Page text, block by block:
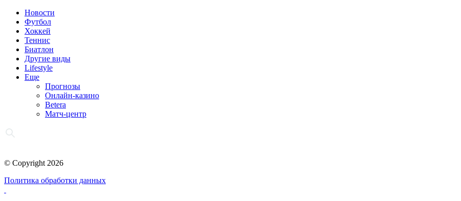
Новости
Футбол
Хоккей
Теннис
Биатлон
Другие виды
Lifestyle
Еще
Прогнозы
Онлайн-казино
Betera
Матч-центр
© Copyright 2026
Политика обработки данных